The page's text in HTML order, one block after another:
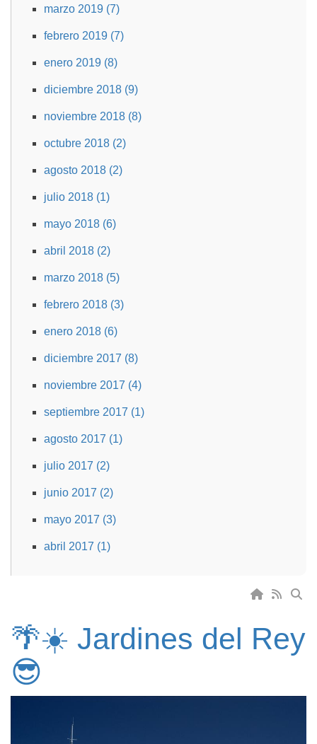
marzo 2019 (7)
febrero 2019 (7)
enero 2019 (8)
diciembre 2018 (9)
noviembre 2018 (8)
octubre 2018 (2)
agosto 2018 (2)
julio 2018 (1)
mayo 2018 (6)
abril 2018 (2)
marzo 2018 (5)
febrero 2018 (3)
enero 2018 (6)
diciembre 2017 (8)
noviembre 2017 (4)
septiembre 2017 (1)
agosto 2017 (1)
julio 2017 (2)
junio 2017 (2)
mayo 2017 (3)
abril 2017 (1)
🌴☀️ Jardines del Rey
😎